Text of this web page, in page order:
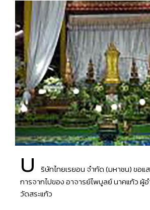
บ
ริษัทไทยเรยอน จำกัด (มหาชน) ขอ
การจากไปของ อาจารย์ไพบูลย์ นาคแก้ว ผู้อ
วัดสระแก้ว